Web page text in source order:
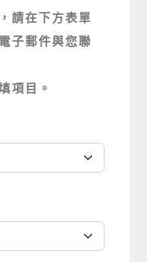
請在下方表單
子郵件與您聯
項目。